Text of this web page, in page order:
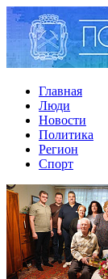
Главная
Люди
Новости
Политика
Регион
Спорт